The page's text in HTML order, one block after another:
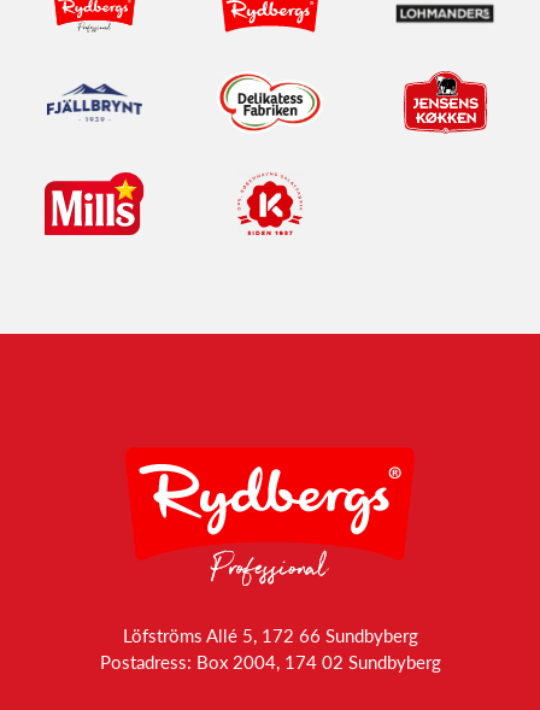
Löfströms Allé 5, 172 66 Sundbyberg
Postadress: Box 2004, 174 02 Sundbyberg